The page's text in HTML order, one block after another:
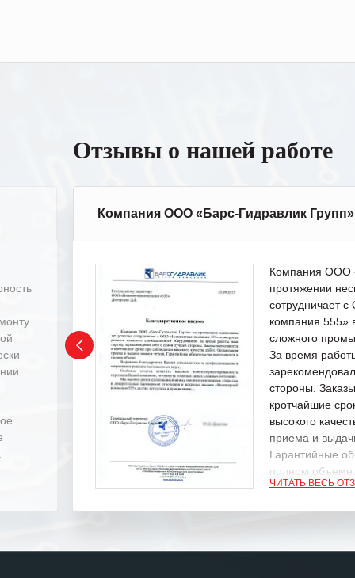
Отзывы о нашей работе
Компания ООО «Барс-Гидравлик Групп»
Компания ООО
протяжении
сотрудничает
компания 555»
сложного
За время
стороны.
кротчайшие
высокого
приема и
Гарантийные
полном объеме.
ЧИТАТЬ ВЕСЬ